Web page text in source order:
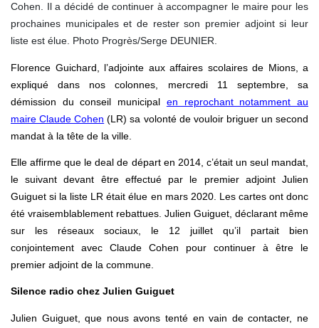
Cohen. Il a décidé de continuer à accompagner le maire pour les
prochaines municipales et de rester son premier adjoint si leur
liste est élue. Photo Progrès/Serge DEUNIER.
Florence Guichard, l’adjointe aux affaires scolaires de Mions, a
expliqué dans nos colonnes, mercredi 11 septembre, sa
démission du conseil municipal en reprochant notamment au
maire Claude Cohen (LR) sa volonté de vouloir briguer un second
mandat à la tête de la ville.
Elle affirme que le deal de départ en 2014, c’était un seul mandat,
le suivant devant être effectué par le premier adjoint Julien
Guiguet si la liste LR était élue en mars 2020. Les cartes ont donc
été vraisemblablement rebattues. Julien Guiguet, déclarant même
sur les réseaux sociaux, le 12 juillet qu’il partait bien
conjointement avec Claude Cohen pour continuer à être le
premier adjoint de la commune.
Silence radio chez Julien Guiguet
Julien Guiguet, que nous avons tenté en vain de contacter, ne